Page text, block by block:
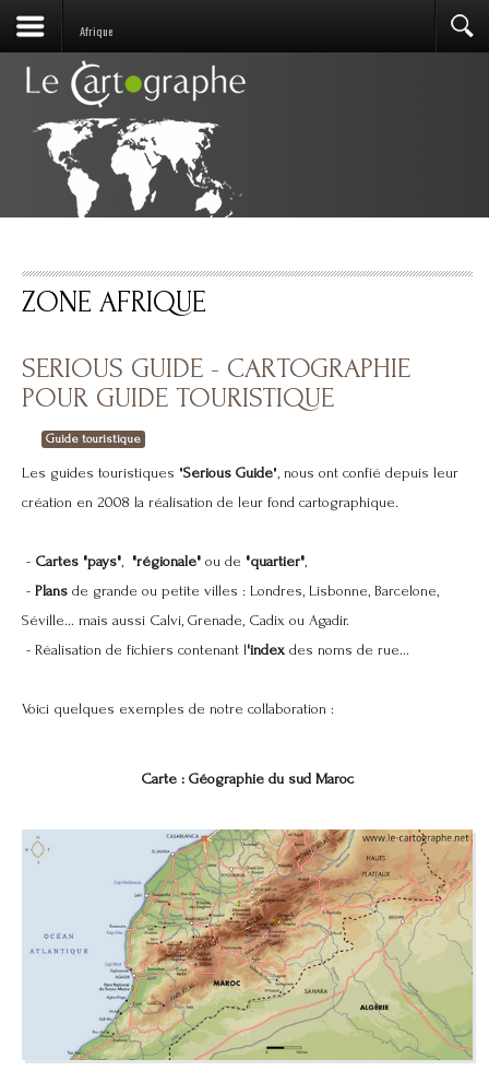
Afrique
ZONE AFRIQUE
SERIOUS GUIDE - CARTOGRAPHIE
POUR GUIDE TOURISTIQUE
Guide touristique
Les guides touristiques "Serious Guide", nous ont confié depuis leur
création en 2008 la réalisation de leur fond cartographique.
- Cartes "pays", "régionale" ou de "quartier",
- Plans de grande ou petite villes : Londres, Lisbonne, Barcelone,
Séville... mais aussi Calvi, Grenade, Cadix ou Agadir.
- Réalisation de fichiers contenant l'index des noms de rue...
Voici quelques exemples de notre collaboration :
Carte : Géographie du sud Maroc